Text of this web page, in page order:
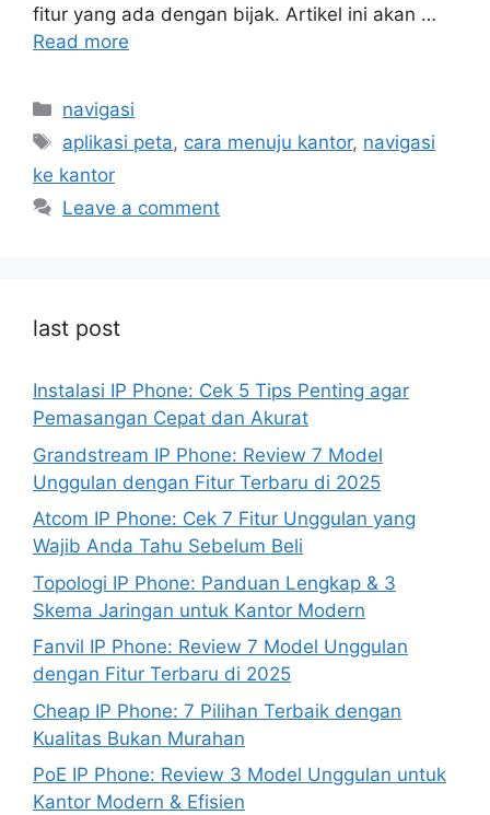
fitur yang ada dengan bijak. Artikel ini akan …
Read more
Categories
navigasi
Tags
aplikasi peta, cara menuju kantor, navigasi
ke kantor
Leave a comment
last post
Instalasi IP Phone: Cek 5 Tips Penting agar
Pemasangan Cepat dan Akurat
Grandstream IP Phone: Review 7 Model
Unggulan dengan Fitur Terbaru di 2025
Atcom IP Phone: Cek 7 Fitur Unggulan yang
Wajib Anda Tahu Sebelum Beli
Topologi IP Phone: Panduan Lengkap & 3
Skema Jaringan untuk Kantor Modern
Fanvil IP Phone: Review 7 Model Unggulan
dengan Fitur Terbaru di 2025
Cheap IP Phone: 7 Pilihan Terbaik dengan
Kualitas Bukan Murahan
PoE IP Phone: Review 3 Model Unggulan untuk
Kantor Modern & Efisien